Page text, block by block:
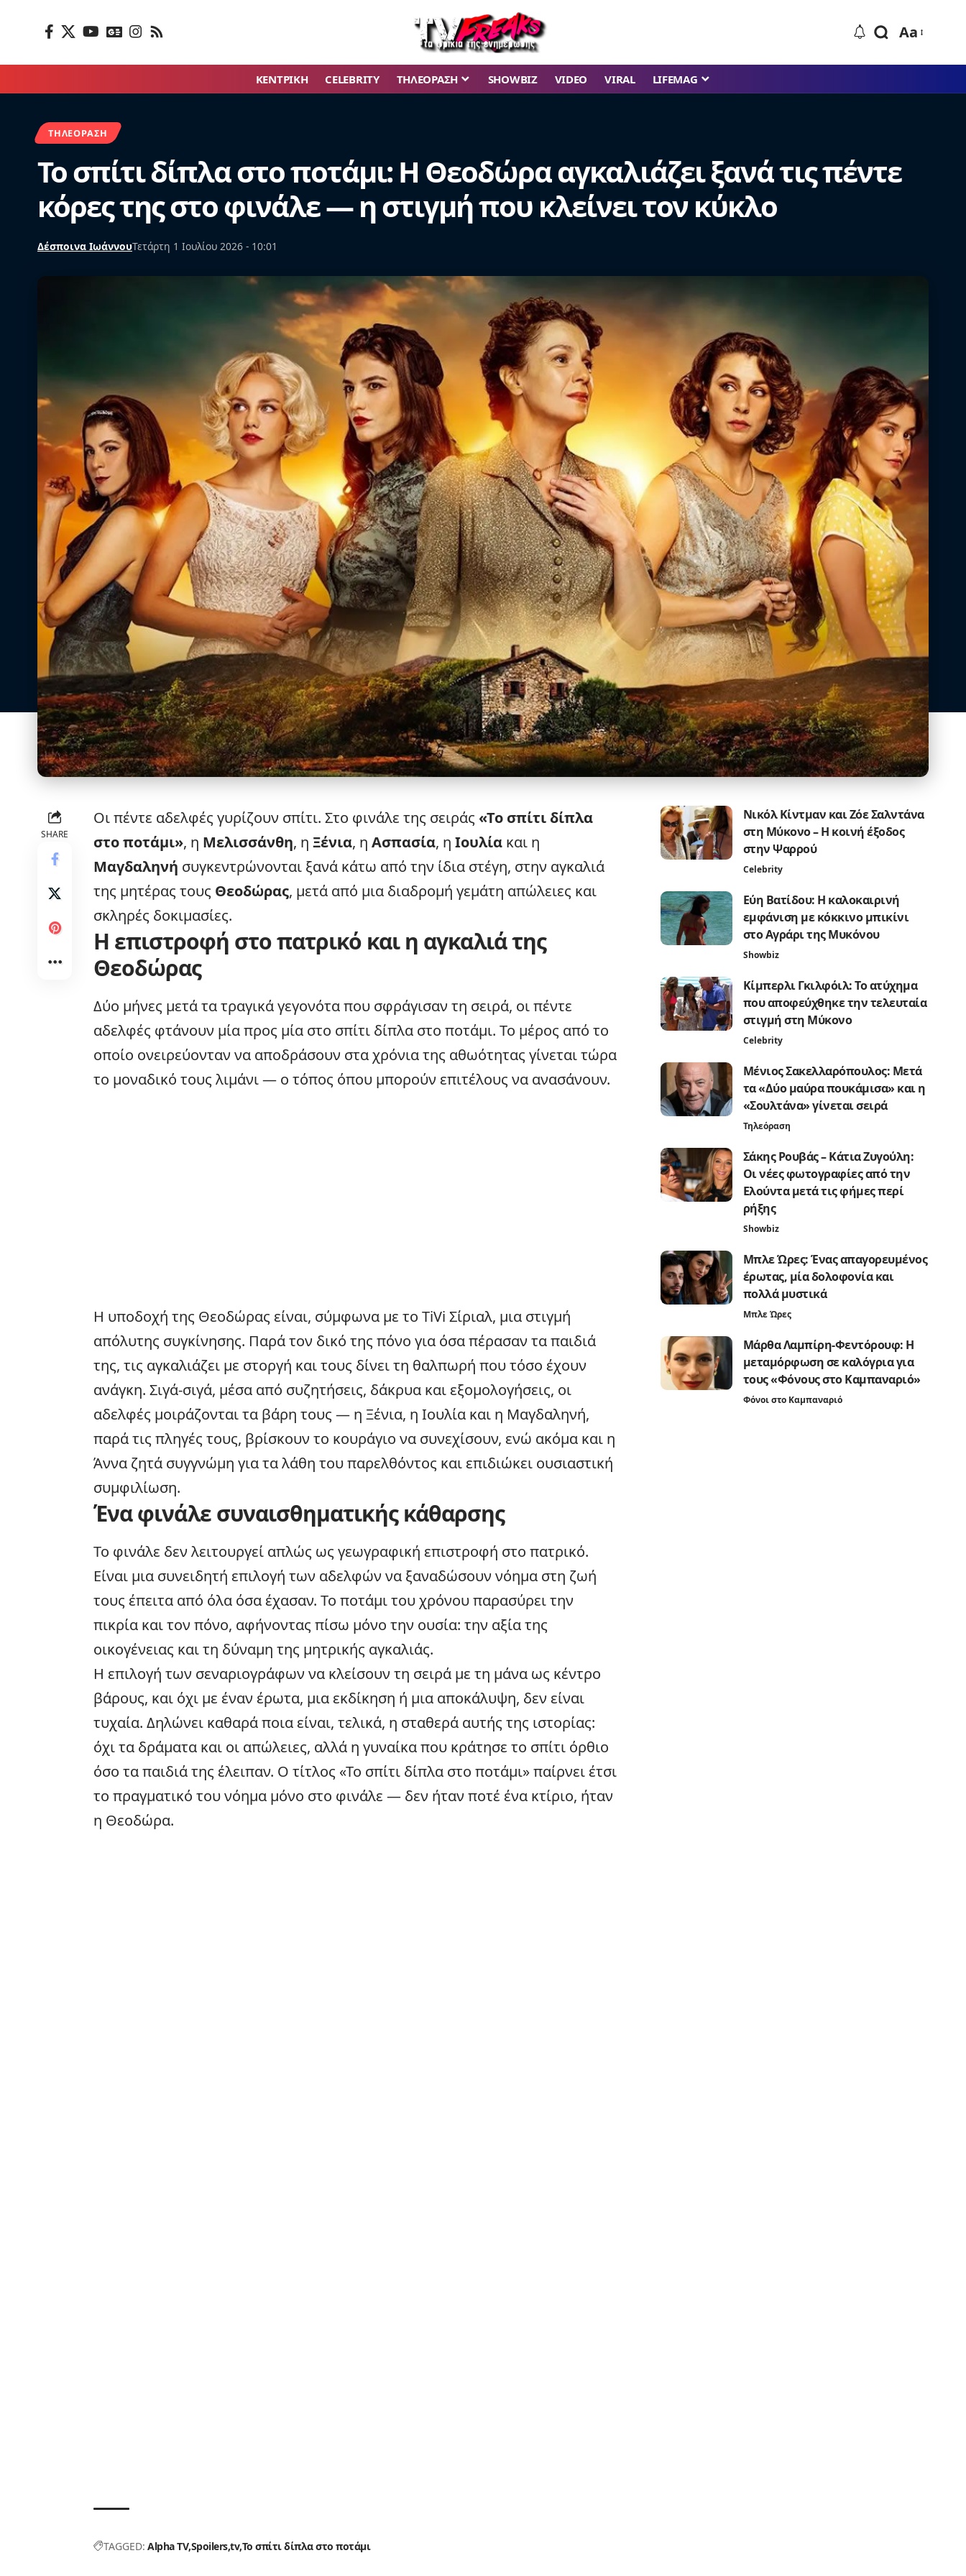
Aa
ΚΕΝΤΡΙΚΗ CELEBRITY ΤΗΛΕΟΡΑΣΗ SHOWBIZ VIDEO VIRAL LIFEMAG
ΤΗΛΕΌΡΑΣΗ
Το σπίτι δίπλα στο ποτάμι: Η Θεοδώρα αγκαλιάζει ξανά τις πέντε
κόρες της στο φινάλε — η στιγμή που κλείνει τον κύκλο
Δέσποινα ΙωάννουΤετάρτη 1 Ιουλίου 2026 - 10:01
SHARE
Οι πέντε αδελφές γυρίζουν σπίτι. Στο φινάλε της σειράς «Το σπίτι δίπλα
στο ποτάμι», η Μελισσάνθη, η Ξένια, η Ασπασία, η Ιουλία και η
Μαγδαληνή συγκεντρώνονται ξανά κάτω από την ίδια στέγη, στην αγκαλιά
της μητέρας τους Θεοδώρας, μετά από μια διαδρομή γεμάτη απώλειες και
σκληρές δοκιμασίες.
Η επιστροφή στο πατρικό και η αγκαλιά της
Θεοδώρας
Δύο μήνες μετά τα τραγικά γεγονότα που σφράγισαν τη σειρά, οι πέντε
αδελφές φτάνουν μία προς μία στο σπίτι δίπλα στο ποτάμι. Το μέρος από το
οποίο ονειρεύονταν να αποδράσουν στα χρόνια της αθωότητας γίνεται τώρα
το μοναδικό τους λιμάνι — ο τόπος όπου μπορούν επιτέλους να ανασάνουν.
Η υποδοχή της Θεοδώρας είναι, σύμφωνα με το TiVi Σίριαλ, μια στιγμή
απόλυτης συγκίνησης. Παρά τον δικό της πόνο για όσα πέρασαν τα παιδιά
της, τις αγκαλιάζει με στοργή και τους δίνει τη θαλπωρή που τόσο έχουν
ανάγκη. Σιγά-σιγά, μέσα από συζητήσεις, δάκρυα και εξομολογήσεις, οι
αδελφές μοιράζονται τα βάρη τους — η Ξένια, η Ιουλία και η Μαγδαληνή,
παρά τις πληγές τους, βρίσκουν το κουράγιο να συνεχίσουν, ενώ ακόμα και η
Άννα ζητά συγγνώμη για τα λάθη του παρελθόντος και επιδιώκει ουσιαστική
συμφιλίωση.
Ένα φινάλε συναισθηματικής κάθαρσης
Το φινάλε δεν λειτουργεί απλώς ως γεωγραφική επιστροφή στο πατρικό.
Είναι μια συνειδητή επιλογή των αδελφών να ξαναδώσουν νόημα στη ζωή
τους έπειτα από όλα όσα έχασαν. Το ποτάμι του χρόνου παρασύρει την
πικρία και τον πόνο, αφήνοντας πίσω μόνο την ουσία: την αξία της
οικογένειας και τη δύναμη της μητρικής αγκαλιάς.
Η επιλογή των σεναριογράφων να κλείσουν τη σειρά με τη μάνα ως κέντρο
βάρους, και όχι με έναν έρωτα, μια εκδίκηση ή μια αποκάλυψη, δεν είναι
τυχαία. Δηλώνει καθαρά ποια είναι, τελικά, η σταθερά αυτής της ιστορίας:
όχι τα δράματα και οι απώλειες, αλλά η γυναίκα που κράτησε το σπίτι όρθιο
όσο τα παιδιά της έλειπαν. Ο τίτλος «Το σπίτι δίπλα στο ποτάμι» παίρνει έτσι
το πραγματικό του νόημα μόνο στο φινάλε — δεν ήταν ποτέ ένα κτίριο, ήταν
η Θεοδώρα.
TAGGED: Alpha TV Spoilerstv Το σπίτι δίπλα στο ποτάμι
Νικόλ Κίντμαν και Ζόε Σαλντάνα
στη Μύκονο – Η κοινή έξοδος
στην Ψαρρού
Celebrity
Εύη Βατίδου: Η καλοκαιρινή
εμφάνιση με κόκκινο μπικίνι
στο Αγράρι της Μυκόνου
Showbiz
Κίμπερλι Γκιλφόιλ: Το ατύχημα
που αποφεύχθηκε την τελευταία
στιγμή στη Μύκονο
Celebrity
Μένιος Σακελλαρόπουλος: Μετά
τα «Δύο μαύρα πουκάμισα» και η
«Σουλτάνα» γίνεται σειρά
Τηλεόραση
Σάκης Ρουβάς – Κάτια Ζυγούλη:
Οι νέες φωτογραφίες από την
Ελούντα μετά τις φήμες περί
ρήξης
Showbiz
Μπλε Ώρες: Ένας απαγορευμένος
έρωτας, μία δολοφονία και
πολλά μυστικά
Μπλε Ώρες
Μάρθα Λαμπίρη-Φεντόρουφ: Η
μεταμόρφωση σε καλόγρια για
τους «Φόνους στο Καμπαναριό»
Φόνοι στο Καμπαναριό